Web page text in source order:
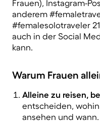
Frauen), Instagram-
anderem
#femalesolotraveler
auch in der Social
kann.
Warum Frauen
Alleine zu reisen,
entscheiden,
ansehen und